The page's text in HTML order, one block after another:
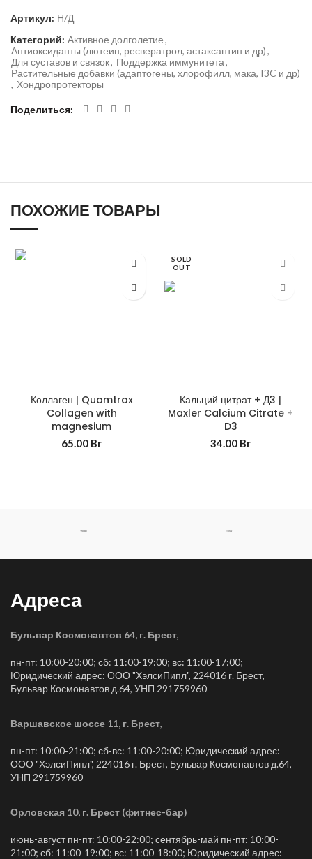
Артикул: Н/Д
Категорий: Активное долголетие,
Антиоксиданты (лютеин, ресвератрол, астаксантин и др),
Для суставов и связок, Поддержка иммунитета,
Растительные добавки (адаптогены, хлорофилл, мака, I3C и др)
, Хондропротекторы
Поделиться
ПОХОЖИЕ ТОВАРЫ
Коллаген | Quamtrax
Collagen with
magnesium
65.00 Br
SOLD
OUT
Кальций цитрат + Д3 |
Maxler Calcium Citrate +
D3
34.00 Br
Адреса
Бульвар Космонавтов 64, г. Брест,
пн-пт: 10:00-20:00; сб: 11:00-19:00; вс: 11:00-17:00;
Юридический адрес: ООО "ХэлсиПипл", 224016 г. Брест,
Бульвар Космонавтов д.64, УНП 291759960
Варшавское шоссе 11, г. Брест,
пн-пт: 10:00-21:00; сб-вс: 11:00-20:00; Юридический адрес:
ООО "ХэлсиПипл", 224016 г. Брест, Бульвар Космонавтов д.64,
УНП 291759960
Орловская 10, г. Брест (фитнес-бар)
июнь-август пн-пт: 10:00-22:00; сентябрь-май пн-пт: 10:00-
21:00; сб: 11:00-19:00; вс: 11:00-18:00; Юридический адрес: